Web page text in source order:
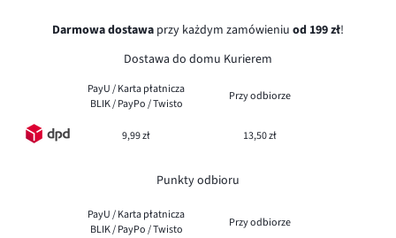
Darmowa dostawa przy każdym zamówieniu od 199 zł!
Dostawa do domu Kurierem
PayU / Karta płatnicza
BLIK / PayPo / Twisto
Przy odbiorze
9,99 zł 13,50 zł
Punkty odbioru
PayU / Karta płatnicza
BLIK / PayPo / Twisto
Przy odbiorze